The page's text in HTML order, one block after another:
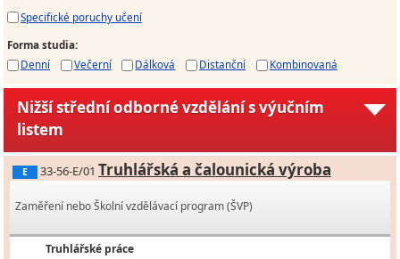
Specifické poruchy učení
Forma studia:
Denní
Večerní Dálková Distanční Kombinovaná
Nižší střední odborné vzdělání s výučním
listem
E 33-56-E/01 Truhlářská a čalounická výroba
Zaměření nebo Školní vzdělávací program (ŠVP)
Truhlářské práce